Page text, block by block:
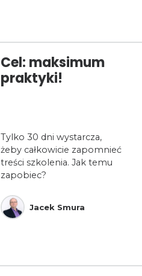
Cel: maksimum
praktyki!
Tylko 30 dni wystarcza,
żeby całkowicie zapomnieć
treści szkolenia. Jak temu
zapobiec?
Jacek Smura